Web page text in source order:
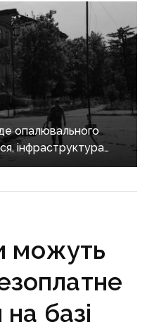
опалювального
інфраструктура
можуть
на базі